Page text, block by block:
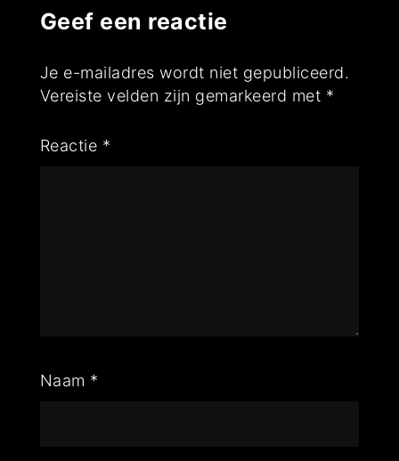
Geef een reactie
Je e-mailadres wordt niet gepubliceerd.
Vereiste velden zijn gemarkeerd met *
Reactie *
Naam *